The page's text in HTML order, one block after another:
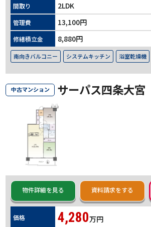
間取り 2LDK
管理費 13,100円
修繕積立金 8,880円
南向きバルコニー システムキッチン 浴室乾燥機
中古マンション サーパス四条大宮
物件詳細を見る 資料請求をする
価格 4,280万円